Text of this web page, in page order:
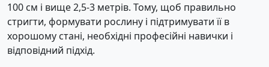
100 см і вище 2,5-3 метрів. Тому, щоб правильно
стригти, формувати рослину і підтримувати її в
хорошому стані, необхідні професійні навички і
відповідний підхід.